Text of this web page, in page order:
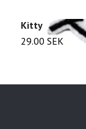
Kitty
29.00 SEK